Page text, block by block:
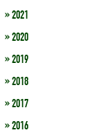
» 2021
» 2020
» 2019
» 2018
» 2017
» 2016